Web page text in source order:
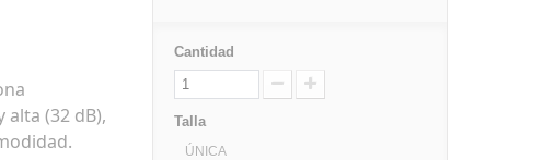
(32 dB),
Cantidad
Talla
ÚNICA